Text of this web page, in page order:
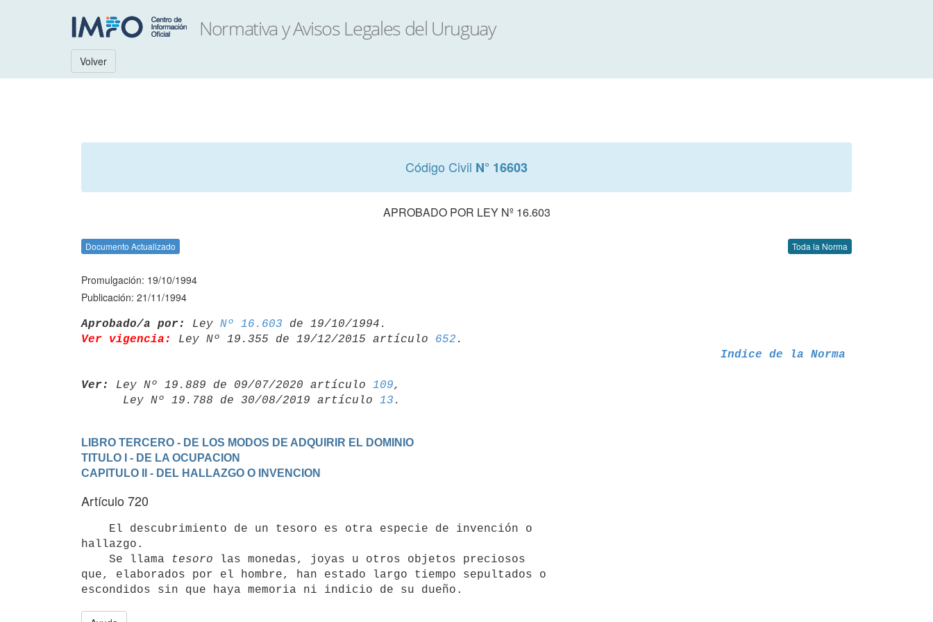
Volver
Código Civil N° 16603
APROBADO POR LEY Nº 16.603
Documento Actualizado Toda la Norma
Promulgación: 19/10/1994
Publicación: 21/11/1994
Aprobado/a por: Ley Nº 16.603
Ver vigencia:
Ley Nº 19.355 de 19/12/2015 artículo 652
Indice de la Norma
Ver: Ley Nº 19.889 de 09/07/2020 artículo 109,
      Ley Nº 19.788 de 30/08/2019 artículo
13
LIBRO TERCERO - DE LOS MODOS DE ADQUIRIR EL DOMINIO
TITULO I - DE LA OCUPACION
CAPITULO II - DEL HALLAZGO O INVENCION
Artículo 720
hallazgo.
    Se llama
tesoro las monedas, joyas u otros objetos preciosos
que, elaborados por el hombre, han estado largo tiempo sepultados o